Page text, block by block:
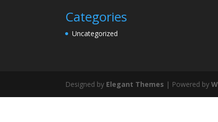
Categories
Uncategorized
Designed by Elegant Themes | Powered by